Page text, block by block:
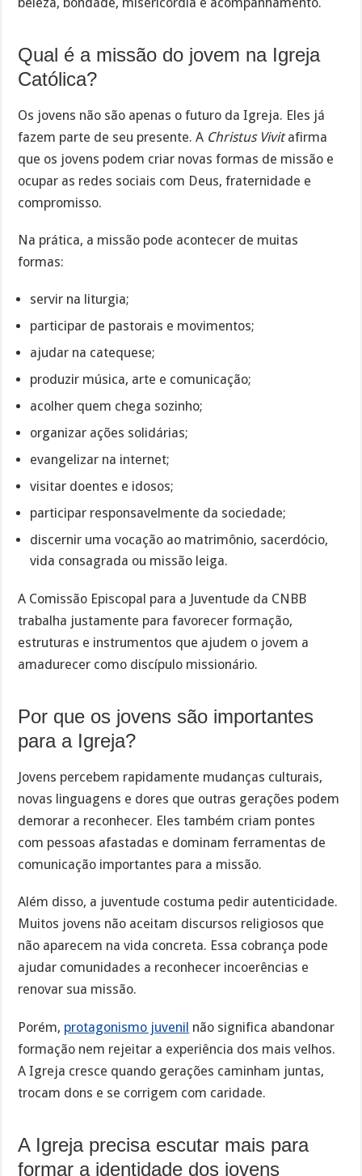
Qual é a missão do jovem na Igreja
Católica?
Os jovens não são apenas o futuro da Igreja. Eles já
fazem parte de seu presente. A Christus Vivitafirma
que os jovens podem criar novas formas de missão e
ocupar as redes sociais com Deus, fraternidade e
compromisso.
Na prática, a missão pode acontecer de muitas
formas:
servir na liturgia;
participar de pastorais e movimentos;
ajudar na catequese;
produzir música, arte e comunicação;
acolher quem chega sozinho;
organizar ações solidárias;
evangelizar na internet;
visitar doentes e idosos;
participar responsavelmente da sociedade;
discernir uma vocação ao matrimônio, sacerdócio,
vida consagrada ou missão leiga.
A Comissão Episcopal para a Juventude da CNBB
trabalha justamente para favorecer formação,
estruturas e instrumentos que ajudem o jovem a
amadurecer como discípulo missionário.
Por que os jovens são importantes
para a Igreja?
Jovens percebem rapidamente mudanças culturais,
novas linguagens e dores que outras gerações podem
demorar a reconhecer. Eles também criam pontes
com pessoas afastadas e dominam ferramentas de
comunicação importantes para a missão.
Além disso, a juventude costuma pedir autenticidade.
Muitos jovens não aceitam discursos religiosos que
não aparecem na vida concreta. Essa cobrança pode
ajudar comunidades a reconhecer incoerências e
renovar sua missão.
Porém, protagonismo juvenil não significa abandonar
formação nem rejeitar a experiência dos mais velhos.
A Igreja cresce quando gerações caminham juntas,
trocam dons e se corrigem com caridade.
A Igreja precisa escutar mais para
formar a identidade dos jovens